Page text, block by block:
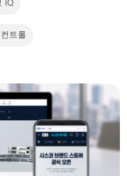
IQ
트롤